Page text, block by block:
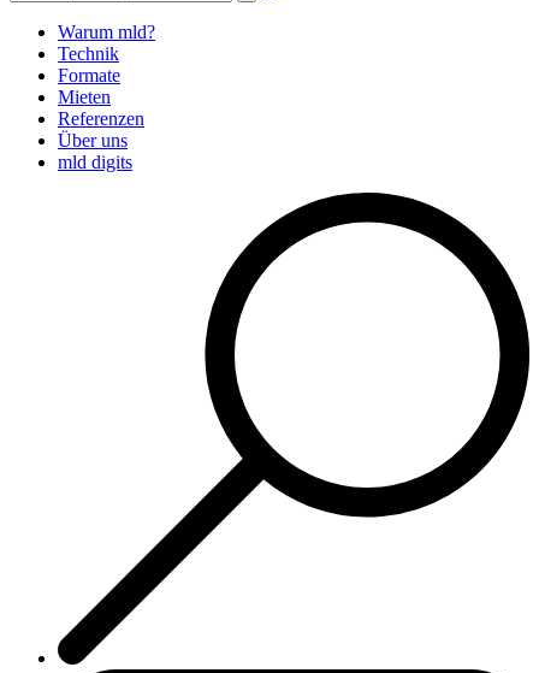
Warum mld?
Technik
Formate
Mieten
Referenzen
Über uns
mld digits